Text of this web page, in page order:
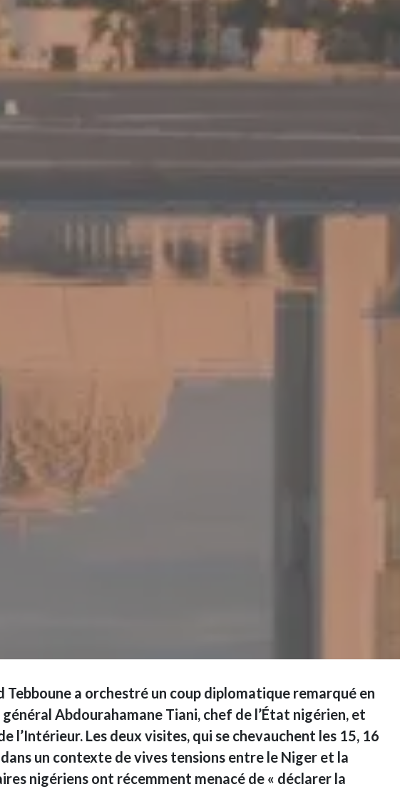
a orchestré un coup diplomatique remarqué en
Abdourahamane Tiani, chef de l’État nigérien, et
l’Intérieur. Les deux visites, qui se chevauchent les 15, 16
un contexte de vives tensions entre le Niger et la
nigériens ont récemment menacé de « déclarer la